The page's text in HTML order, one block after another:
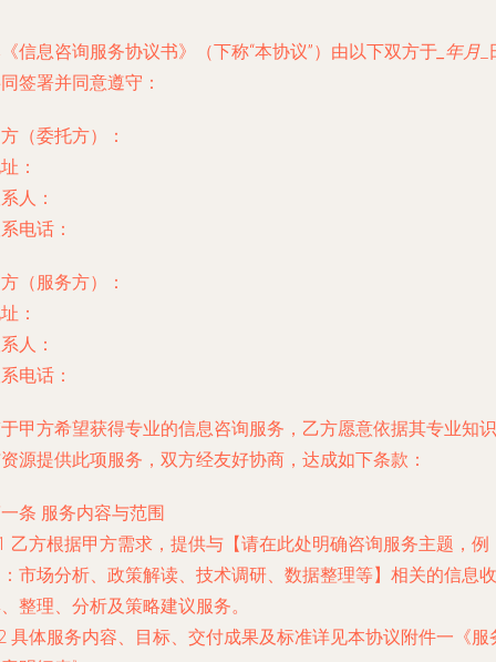
信息咨询服务协议书》（下称“本协议”）由以下双方于 _年月
签署并同意遵守：
（委托方）：
：
人：
电话：
（服务方）：
：
人：
电话：
甲方希望获得专业的信息咨询服务，乙方愿意依据其专业知识
源提供此项服务，双方经友好协商，达成如下条款：
条 服务内容与范围
乙方根据甲方需求，提供与【请在此处明确咨询服务主题，例
市场分析、政策解读、技术调研、数据整理等】相关的信息收
整理、分析及策略建议服务。
具体服务内容、目标、交付成果及标准详见本协议附件一《服